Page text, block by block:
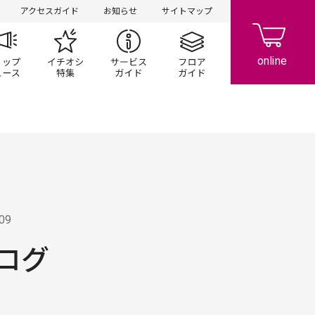
アクセスガイド お知らせ サイトマップ
ン一覧 ショップニュースイチオシ特集 サービスガイドフロアガイド
グ